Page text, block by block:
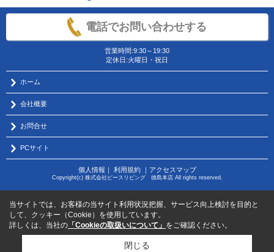
電話でお問い合わせする
営業時間:9:30～19:30
定休日:火曜日・祝日
ホーム
会社概要
お問合せ
PCサイト
個人情報 ｜ 利用規約｜ アクセスマップ
Copyright(c) 株式会社ピースリビング 徳島本店 All rights reserved.
当サイトでは、お客様の当サイト利用状況把握、サービス向上検討を目的と
して、クッキー（Cookie）を使用しています。
詳しくは、当社の 「Cookieの取扱いについて」 をご確認ください。
閉じる